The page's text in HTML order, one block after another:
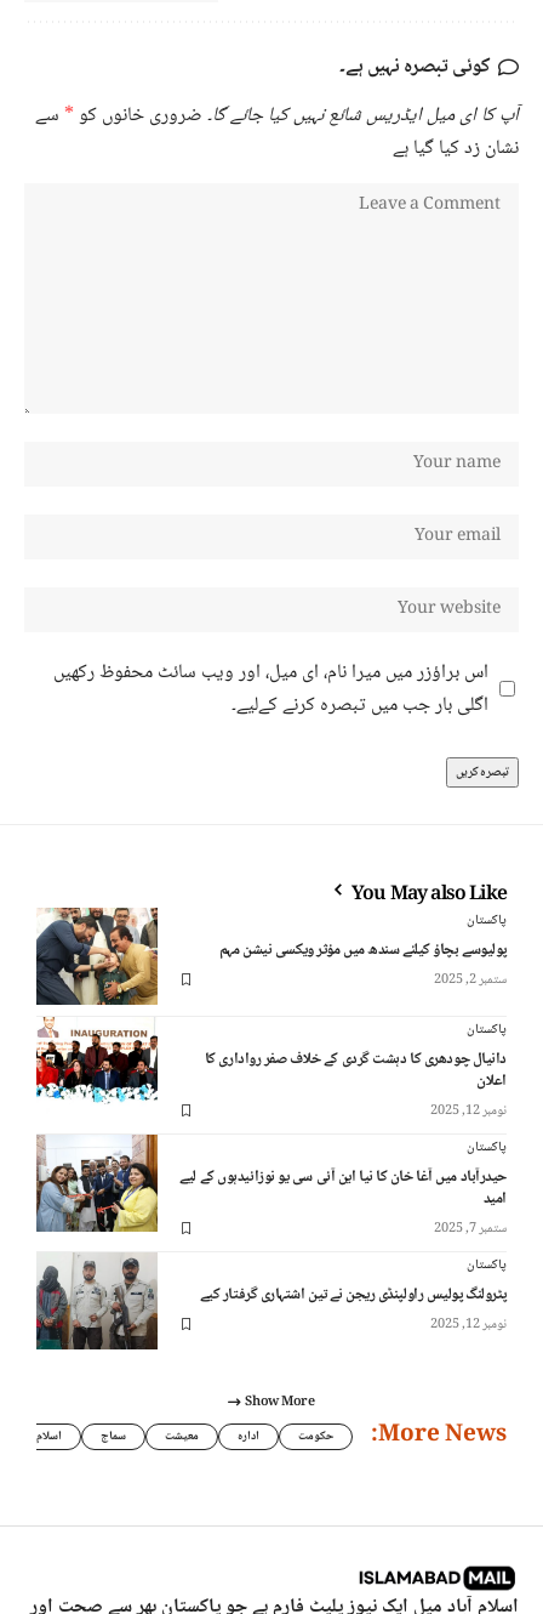
کوئی تبصرہ نہیں ہے۔
آپ کا ای میل ایڈریس شائع نہیں کیا جائے گا۔ضروری خانوں کو* سے
نشان زد کیا گیا ہے
اس براؤزر میں میرا نام، ای میل، اور ویب سائٹ محفوظ رکھیں
اگلی بار جب میں تبصرہ کرنے کےلیے۔
You May also Like
پاکستان
پولیوسے بچاؤ کیلئے سندھ میں مؤثر ویکسی نیشن مہم
ستمبر 2, 2025
پاکستان
دانیال چودھری کا دہشت گردی کے خلاف صفر رواداری کا
اعلان
نومبر 12, 2025
پاکستان
حیدرآباد میں آغا خان کا نیا این آئی سی یو نوزائیدہوں کے لیے
امید
ستمبر 7, 2025
پاکستان
پٹرولنگ پولیس راولپنڈی ریجن نے تین اشتہاری گرفتار کیے
نومبر 12, 2025
Show More
More News: حکومت ادارہ معیشت سماج اسلام
اسلام آباد میل ایک نیوز پلیٹ فارم ہے جو پاکستان بھر سے صحت اور